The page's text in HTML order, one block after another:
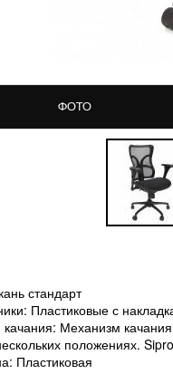
ФОТО
стандарт
Пластиковые с
Механизм
положениях.
Пластиковая